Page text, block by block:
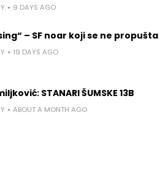
9 DAYS AGO
– SF noar koji se ne propušta
19 DAYS AGO
STANARI ŠUMSKE 13B
ABOUT A MONTH AGO